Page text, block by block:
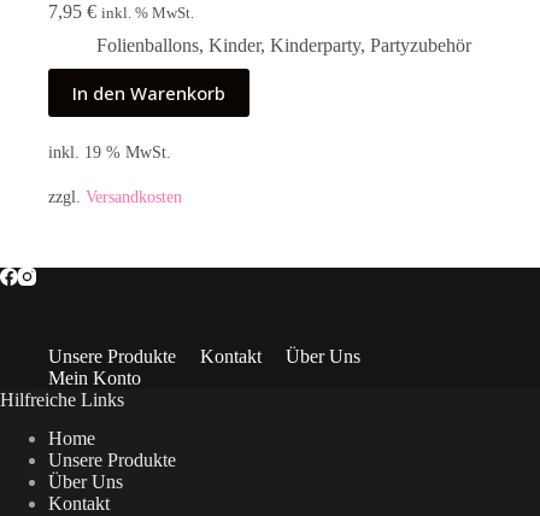
7,95 € inkl. % MwSt.
Folienballons, Kinder, Kinderparty, Partyzubehör
In den Warenkorb
inkl. 19 % MwSt.
zzgl. Versandkosten
Unsere Produkte Kontakt
Über Uns
Mein Konto
Hilfreiche Links
Home
Unsere Produkte
Über Uns
Kontakt